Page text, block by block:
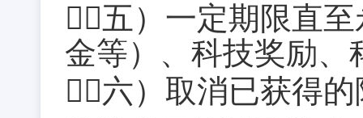
（五）一定期限直
金等）、科技奖励
（六）取消已获得